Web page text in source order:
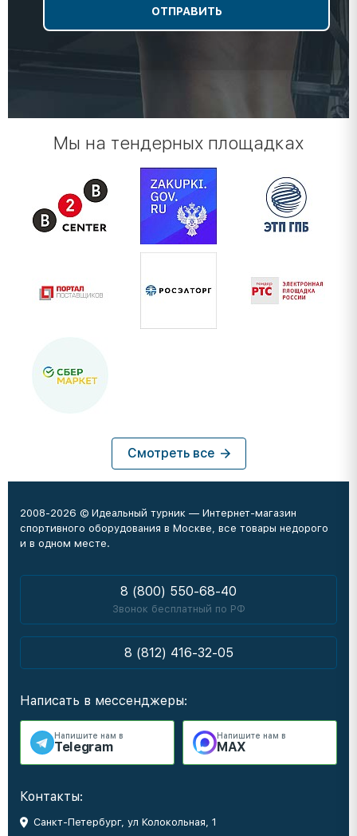
Мы на тендерных площадках
Смотреть все
2008-2026 © Идеальный турник — Интернет-магазин
спортивного оборудования в Москве, все товары недорого
и в одном месте.
8 (800) 550-68-40
Звонок бесплатный по РФ
8 (812) 416-32-05
Написать в мессенджеры:
Напишите нам в
Telegram
Напишите нам в
MAX
Контакты:
Санкт-Петербург, ул Колокольная, 1